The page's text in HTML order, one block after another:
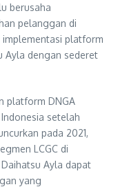
berusaha
pelanggan di
implementasi platform
Ayla dengan sederet
platform DNGA
setelah
pada 2021,
LCGC di
Ayla dapat
yang